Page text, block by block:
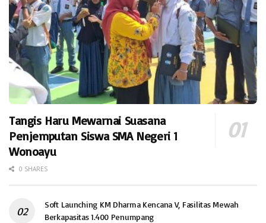
Tangis Haru Mewarnai Suasana
Penjemputan Siswa SMA Negeri 1
Wonoayu
0 SHARES
Soft Launching KM Dharma Kencana V, Fasilitas Mewah
Berkapasitas 1.400 Penumpang